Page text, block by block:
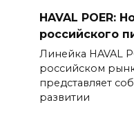
HAVAL POER:
российского
Линейка HAVAL
российском
представляет
развитии